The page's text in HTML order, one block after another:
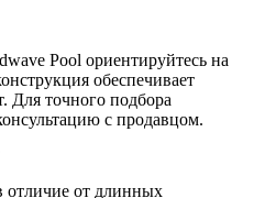
Pool ориентируйтесь на
обеспечивает
Для точного подбора
с продавцом.
отличие от длинных